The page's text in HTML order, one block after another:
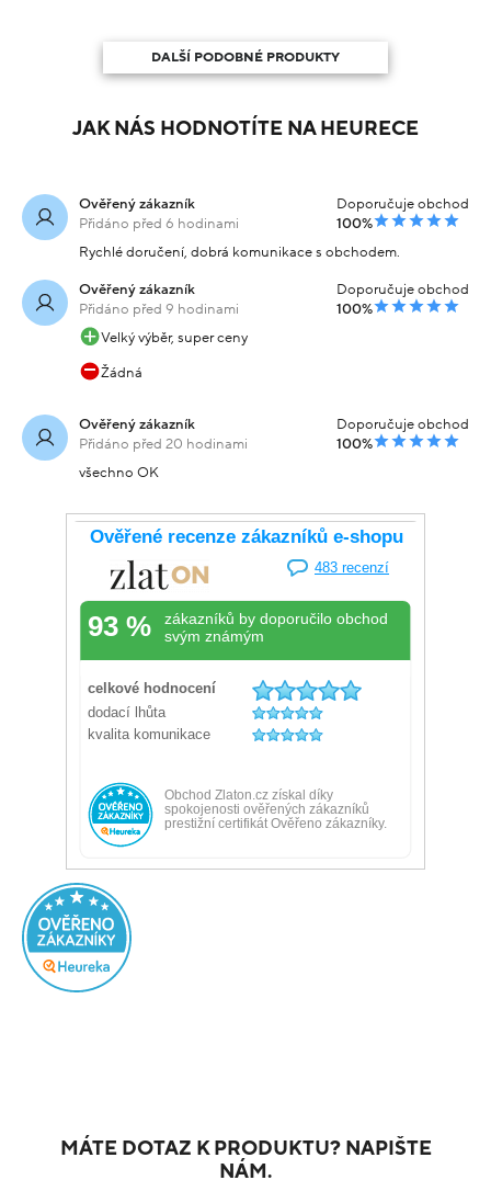
DALŠÍ PODOBNÉ PRODUKTY
JAK NÁS HODNOTÍTE NA HEURECE
Ověřený zákazník
Přidáno před 6 hodinami
Doporučuje obchod
100%
Rychlé doručení, dobrá komunikace s obchodem.
Ověřený zákazník
Přidáno před 9 hodinami
Doporučuje obchod
100%
Velký výběr, super ceny
Žádná
Ověřený zákazník
Přidáno před 20 hodinami
Doporučuje obchod
100%
všechno OK
MÁTE DOTAZ K PRODUKTU? NAPIŠTE
NÁM.